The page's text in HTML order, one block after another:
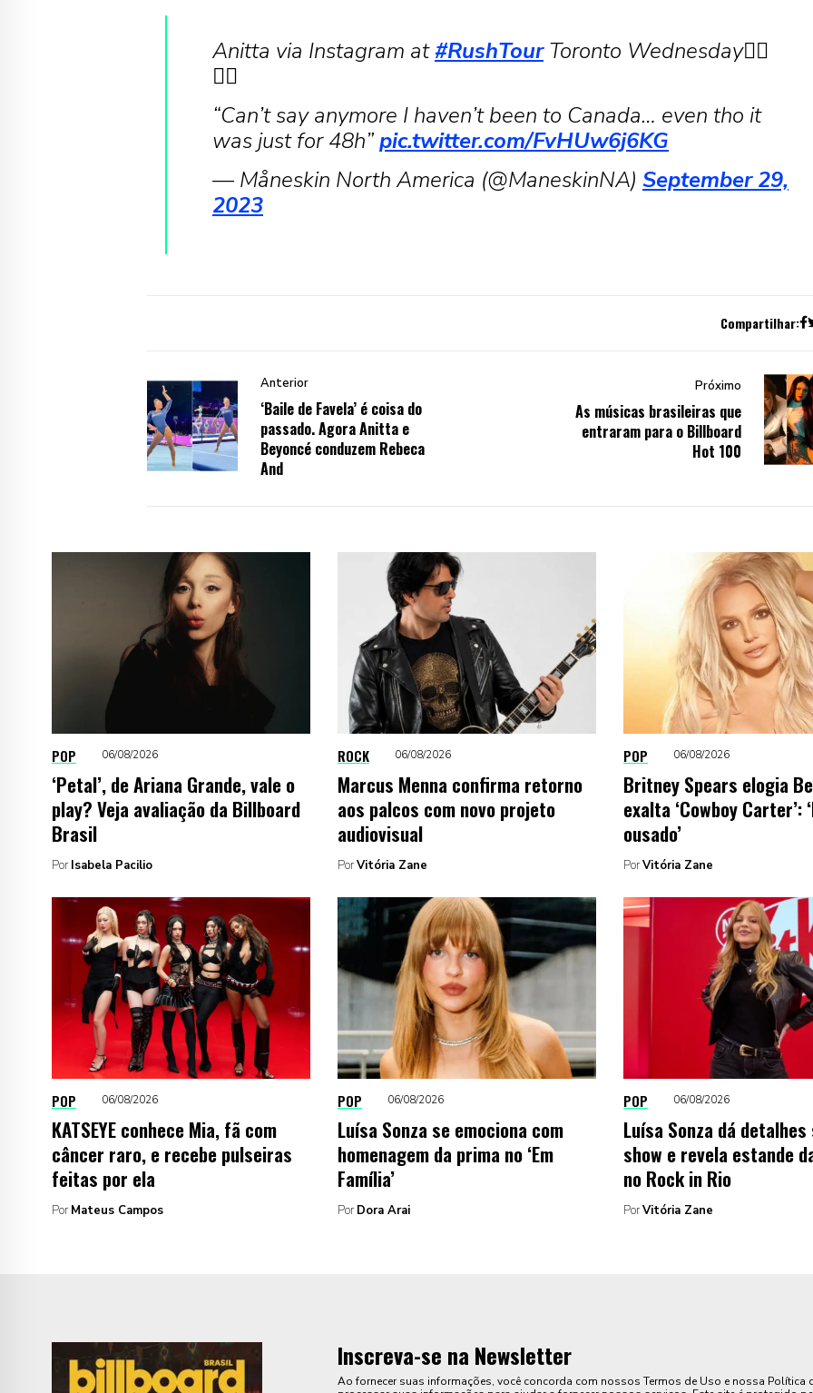
Anitta via Instagram at#RushTourToronto Wednesday❤️‍🔥
🇨🇦
“Can’t say anymore I haven’t been to Canada… even tho it
was just for 48h”pic.twitter.com/FvHUw6j6KG
— Måneskin North America (@ManeskinNA) September 29,
2023
Compartilhar:
Anterior
‘Baile de Favela’ é coisa do
passado. Agora Anitta e
Beyoncé conduzem Rebeca
And
Próximo
As músicas brasileiras que
entraram para o Billboard
Hot 100
POP 06/08/2026
‘Petal’, de Ariana Grande, vale o
play? Veja avaliação da Billboard
Brasil
Por Isabela Pacilio
ROCK 06/08/2026
Marcus Menna confirma retorno
aos palcos com novo projeto
audiovisual
PorVitória Zane
POP 06/08/2026
Britney Spears elogia
exalta ‘Cowboy Carter’:
ousado’
PorVitória Zane
POP 06/08/2026
KATSEYE conhece Mia, fã com
câncer raro, e recebe pulseiras
feitas por ela
Por Mateus Campos
POP 06/08/2026
Luísa Sonza se emociona com
homenagem da prima no ‘Em
Família’
Por Dora Arai
POP 06/08/2026
Luísa Sonza dá
show e revela estande
no Rock in Rio
PorVitória Zane
Inscreva-se na Newsletter
Ao fornecer suas informações, você concorda com nossos Termos de Uso e nossa